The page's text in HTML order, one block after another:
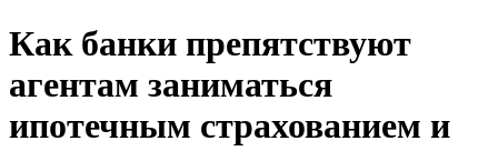
Как банки препятствуют
агентам заниматься
ипотечным страхованием и